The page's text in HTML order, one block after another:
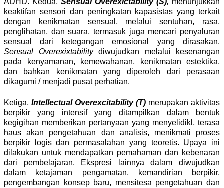
keaktifan sensori dan peningkatan kapasistas yang terkait
dengan kenikmatan sensual, melalui sentuhan, rasa,
penglihatan, dan suara, termasuk juga mencari penyaluran
sensual dari ketegangan emosional yang dirasakan.
Sensual Overexixtabilitydiwujudkan melalui kesenangan
pada kenyamanan, kemewahanan, kenikmatan estektika,
dan bahkan kenikmatan yang diperoleh dari perasaan
dikagumi / menjadi pusat perhatian.
Ketiga, Intellectual Overexcitability (T) merupakan aktivitas
berpikir yang intensif yang ditampilkan dalam bentuk
kegigihan memberikan pertanyaan yang menyelidikl, terasa
haus akan pengetahuan dan analisis, menikmati proses
berpikir logis dan permasalahan yang teoretis. Upaya ini
dilakukan untuk mendapatkan pemahaman dan kebenaran
dari pembelajaran. Ekspresi lainnya dalam diwujudkan
dalam ketajaman pengamatan, kemandirian berpikir,
pengembangan konsep baru, mensitesa pengetahuan dan